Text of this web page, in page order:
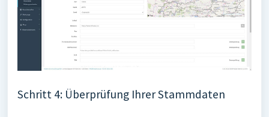
Schritt 4: Überprüfung Ihrer Stammdaten